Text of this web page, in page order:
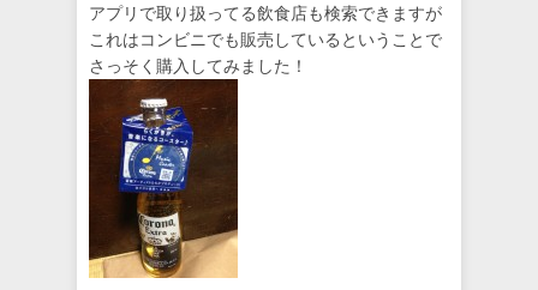
アプリで取り扱ってる飲食店も検索できますが
これはコンビニでも販売しているということで
さっそく購入してみました！